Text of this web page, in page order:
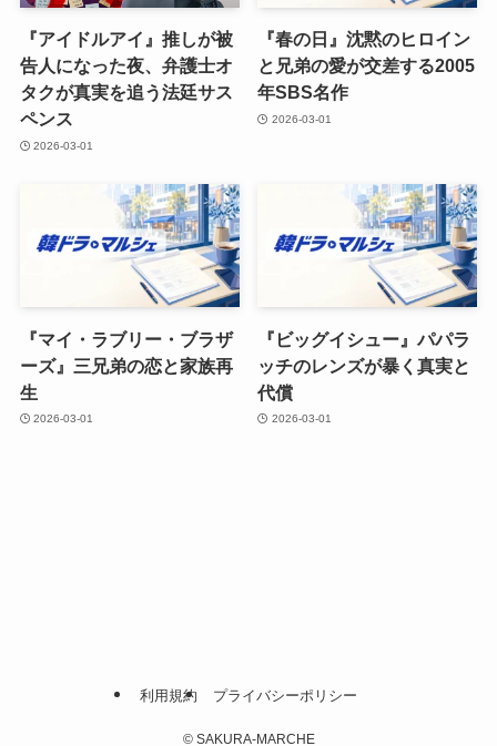
『アイドルアイ』推しが被
告人になった夜、弁護士オ
タクが真実を追う法廷サス
ペンス
2026-03-01
『春の日』沈黙のヒロイン
と兄弟の愛が交差する2005
年SBS名作
2026-03-01
『マイ・ラブリー・ブラザ
ーズ』三兄弟の恋と家族再
生
2026-03-01
『ビッグイシュー』パパラ
ッチのレンズが暴く真実と
代償
2026-03-01
利用規約 プライバシーポリシー
©SAKURA-MARCHE